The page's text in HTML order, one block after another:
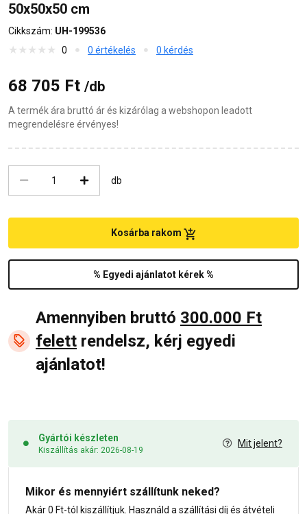
50x50x50 cm
Cikkszám: UH-199536
0
0 értékelés 0 kérdés
68 705 Ft /db
A termék ára bruttó ár és kizárólag a webshopon leadott
megrendelésre érvényes!
db
% Egyedi ajánlatot kérek %
Kosárba rakom
Amennyiben bruttó 300.000 Ft
felett rendelsz, kérj egyedi
ajánlatot!
Gyártói készleten
Kiszállítás akár: 2026-08-19
Mit jelent?
Mikor és mennyiért szállítunk neked?
Akár 0 Ft-tól kiszállítjuk. Használd a szállítási díj és átvételi